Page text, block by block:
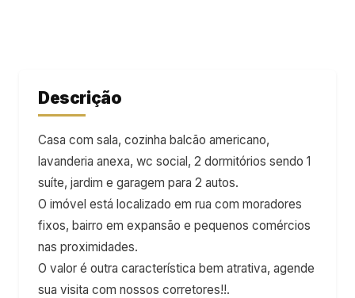
Descrição
Casa com sala, cozinha balcão americano,
lavanderia anexa, wc social, 2 dormitórios sendo 1
suíte, jardim e garagem para 2 autos.
O imóvel está localizado em rua com moradores
fixos, bairro em expansão e pequenos comércios
nas proximidades.
O valor é outra característica bem atrativa, agende
sua visita com nossos corretores!!.